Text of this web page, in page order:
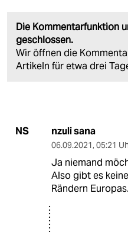
Die Kommentarfunktion
geschlossen.
Wir öffnen die
Artikeln für etwa drei
NS nzuli sana
06.09.2021, 05:21
Ja niemand
Also gibt es
Rändern Europas.